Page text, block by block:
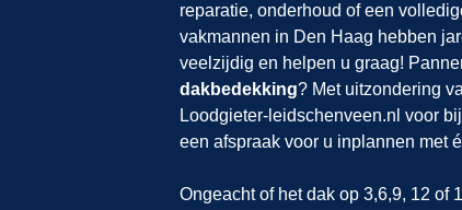
reparatie, onderhoud of een
vakmannen in Den Haag hebben
veelzijdig en helpen u graag!
dakbedekking? Met uitzondering
Loodgieter-leidschenveen.nl voor
een afspraak voor u inplannen met
Ongeacht of het dak op 3,6,9, 12 of